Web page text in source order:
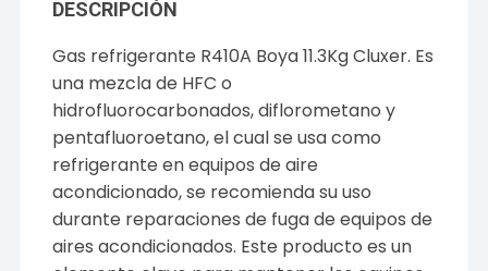
DESCRIPCIÓN
Gas refrigerante R410A Boya 11.3Kg Cluxer. Es
una mezcla de HFC o
hidrofluorocarbonados, diflorometano y
pentafluoroetano, el cual se usa como
refrigerante en equipos de aire
acondicionado, se recomienda su uso
durante reparaciones de fuga de equipos de
aires acondicionados. Este producto es un